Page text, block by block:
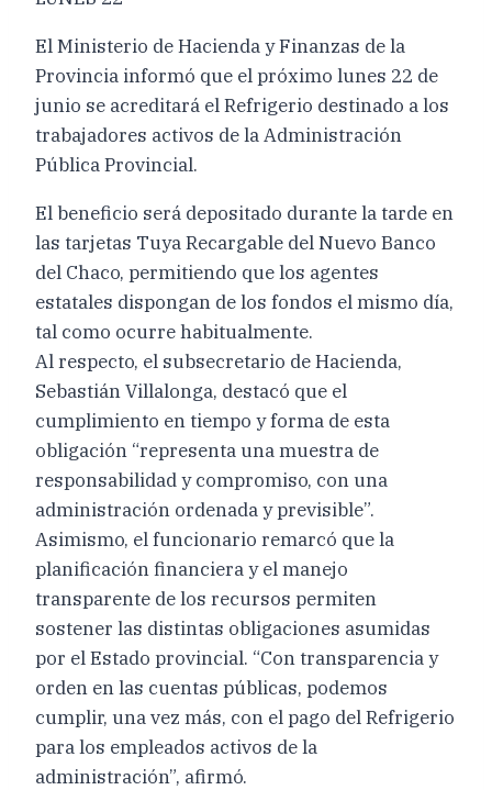
El Ministerio de Hacienda y Finanzas de la
Provincia informó que el próximo lunes 22 de
junio se acreditará el Refrigerio destinado a los
trabajadores activos de la Administración
Pública Provincial.
El beneficio será depositado durante la tarde en
las tarjetas Tuya Recargable del Nuevo Banco
del Chaco, permitiendo que los agentes
estatales dispongan de los fondos el mismo día,
tal como ocurre habitualmente.
Al respecto, el subsecretario de Hacienda,
Sebastián Villalonga, destacó que el
cumplimiento en tiempo y forma de esta
obligación “representa una muestra de
responsabilidad y compromiso, con una
administración ordenada y previsible”.
Asimismo, el funcionario remarcó que la
planificación financiera y el manejo
transparente de los recursos permiten
sostener las distintas obligaciones asumidas
por el Estado provincial. “Con transparencia y
orden en las cuentas públicas, podemos
cumplir, una vez más, con el pago del Refrigerio
para los empleados activos de la
administración”, afirmó.